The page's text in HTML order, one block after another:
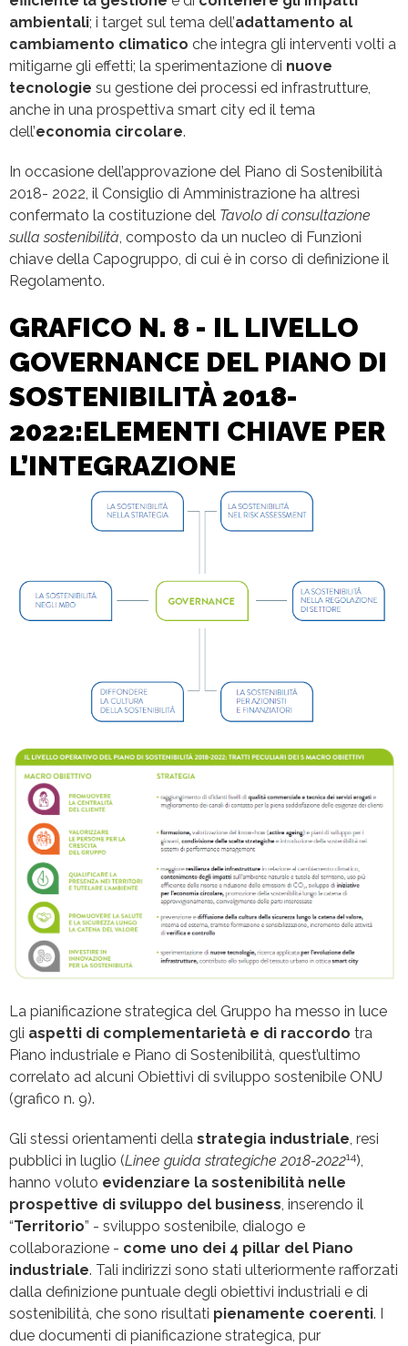
ambientali; i target sul tema dell’adattamento al
cambiamento climatico che integra gli interventi volti a
mitigarne gli effetti; la sperimentazione di nuove
tecnologie su gestione dei processi ed infrastrutture,
anche in una prospettiva smart city ed il tema
dell’economia circolare.
In occasione dell’approvazione del Piano di Sostenibilità
2018- 2022, il Consiglio di Amministrazione ha altresì
confermato la costituzione del Tavolo di consultazione
sulla sostenibilità , composto da un nucleo di Funzioni
chiave della Capogruppo, di cui è in corso di definizione il
Regolamento.
GRAFICO N. 8 - IL LIVELLO
GOVERNANCE DEL PIANO DI
SOSTENIBILITÀ 2018-
2022:ELEMENTI CHIAVE PER
L’INTEGRAZIONE
La pianificazione strategica del Gruppo ha messo in luce
gli aspetti di complementarietà e di raccordo tra
Piano industriale e Piano di Sostenibilità, quest’ultimo
correlato ad alcuni Obiettivi di sviluppo sostenibile ONU
(grafico n. 9).
Gli stessi orientamenti della strategia industriale, resi
pubblici in luglio (Linee guida strategiche 2018-202214),
hanno voluto evidenziare la sostenibilità nelle
prospettive di sviluppo del business, inserendo il
“Territorio” - sviluppo sostenibile, dialogo e
collaborazione - come uno dei 4 pillar del Piano
industriale. Tali indirizzi sono stati ulteriormente rafforzati
dalla definizione puntuale degli obiettivi industriali e di
sostenibilità, che sono risultati pienamente coerenti. I
due documenti di pianificazione strategica, pur